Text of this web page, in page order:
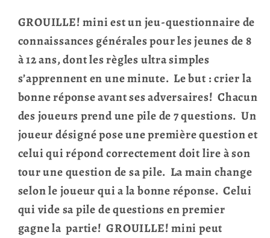
GROUILLE! mini est un jeu-questionnaire de
connaissances générales pour les jeunes de 8
à 12 ans, dont les règles ultra simples
s’apprennent en une minute. Le but : crier la
bonne réponse avant ses adversaires! Chacun
des joueurs prend une pile de 7 questions. Un
joueur désigné pose une première question et
celui qui répond correctement doit lire à son
tour une question de sa pile. La main change
selon le joueur qui a la bonne réponse. Celui
qui vide sa pile de questions en premier
gagne la partie! GROUILLE! mini peut